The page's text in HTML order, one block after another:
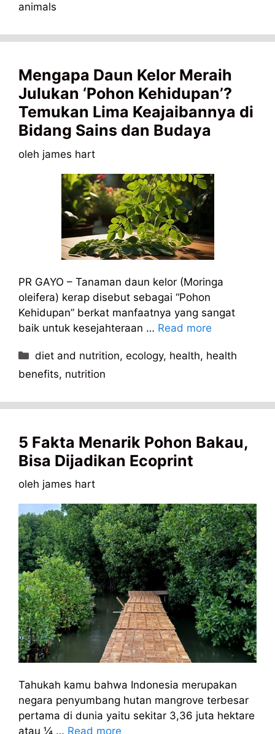
animals
Mengapa Daun Kelor Meraih
Julukan ‘Pohon Kehidupan’?
Temukan Lima Keajaibannya di
Bidang Sains dan Budaya
oleh james hart
PR GAYO – Tanaman daun kelor (Moringa
oleifera) kerap disebut sebagai “Pohon
Kehidupan” berkat manfaatnya yang sangat
baik untuk kesejahteraan … Read more
Kategori
diet and nutrition,ecology, health, health
benefits, nutrition
5 Fakta Menarik Pohon Bakau,
Bisa Dijadikan Ecoprint
oleh james hart
Tahukah kamu bahwa Indonesia merupakan
negara penyumbang hutan mangrove terbesar
pertama di dunia yaitu sekitar 3,36 juta hektare
atau ¼ … Read more